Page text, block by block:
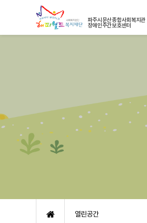
파주시문산종합사회복지관
장애인주간보호센터
열린공간